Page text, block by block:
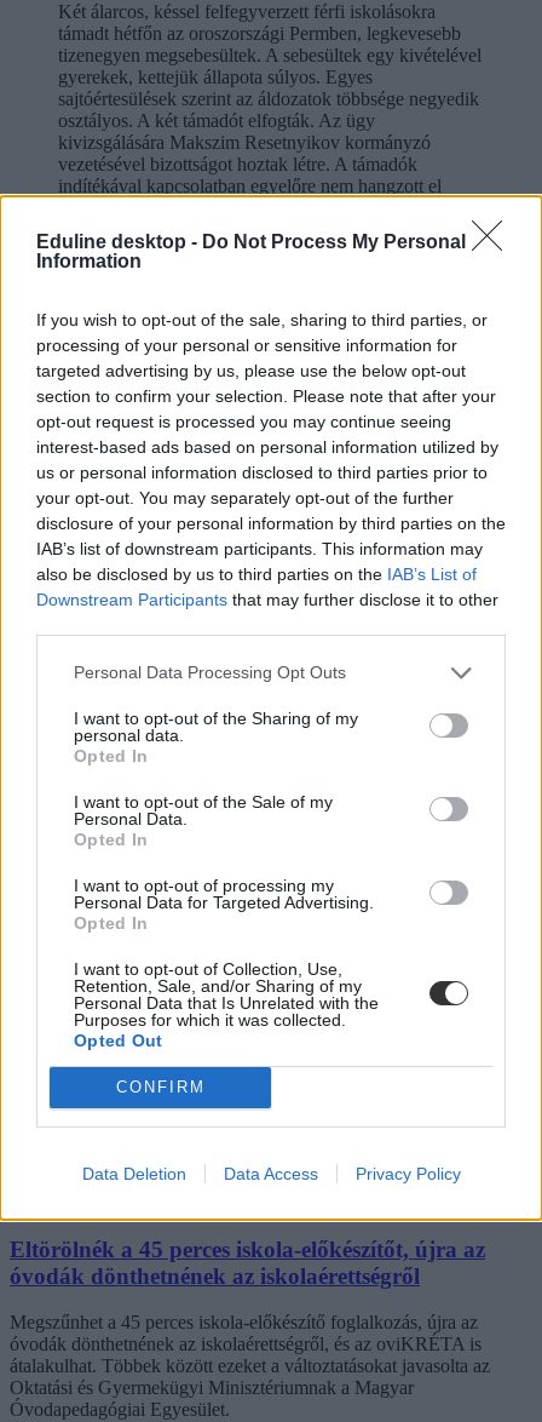
Eduline desktop - Do Not Process My Personal
Information
If you wish to opt-out of the sale, sharing to third parties, or
processing of your personal or sensitive information for
targeted advertising by us, please use the below opt-out
section to confirm your selection. Please note that after your
opt-out request is processed you may continue seeing
interest-based ads based on personal information utilized by
us or personal information disclosed to third parties prior to
your opt-out. You may separately opt-out of the further
disclosure of your personal information by third parties on the
IAB’s list of downstream participants. This information may
also be disclosed by us to third parties on the IAB’s List of
Downstream Participants that may further disclose it to other
Personal Data Processing Opt Outs
I want to opt-out of the Sharing of my
personal data.
Opted In
I want to opt-out of the Sale of my
Personal Data.
Opted In
I want to opt-out of processing my
Personal Data for Targeted Advertising.
Opted In
I want to opt-out of Collection, Use,
Retention, Sale, and/or Sharing of my
Personal Data that Is Unrelated with the
Purposes for which it was collected.
Opted Out
CONFIRM
Data Deletion Data Access Privacy Policy
Két álarcos, késsel felfegyverzett férfi iskolásokra
támadt hétfőn az oroszországi Permben, legkevesebb
tizenegyen megsebesültek. A sebesültek egy kivételével
gyerekek, kettejük állapota súlyos. Egyes
sajtóértesülések szerint az áldozatok többsége negyedik
osztályos. A két támadót elfogták. Az ügy
kivizsgálására Makszim Resetnyikov kormányzó
vezetésével bizottságot hoztak létre. A támadók
indítékával kapcsolatban egyelőre nem hangzott el
támadás
iskolai támadás
Perm iskola
Hozzászólások
Hana György: „Méltóságot, tekintélyt kell adni az
oktatásról szóló közbeszédnek”
stratégiával kezdte meg működését. Az egyes minisztériumok
optimizmust ébresztett és éltet. Különösen az olyan, korábban porig
alázott ágazatban, mint az oktatás. Ám pontosan ez a lendület az,
ami egy újabb megkerülhetetlen kihívást is előtérbe rántott: az
„kényszerét”. Ennek, az amúgy pozitív stressznek a kezeléséhez
igyekszem az alábbiakban szempontokat adni. Hana György
humánökológus, közoktatási vezető véleménycikke.
Közoktatás
Vendégszerző
vállalhatnak diákmunkát – több mint százezer
levelezős hallgatót érinthet a szabály
„Szinte bárhol voltam állásinterjún, mikor megtudták, hogy levelező
tagozatos hallgató vagyok, egyből húzni kezdték a szájukat” –
számolt be tapasztalatairól az Eduline-nak egy egyetemista. Példája
Campus life
Eltörölnék a 45 perces iskola-előkészítőt, újra az
óvodák dönthetnének az iskolaérettségről
Megszűnhet a 45 perces iskola-előkészítő foglalkozás, újra az
óvodák dönthetnének az iskolaérettségről, és az oviKRÉTA is
átalakulhat. Többek között ezeket a változtatásokat javasolta az
Oktatási és Gyermekügyi Minisztériumnak a Magyar
Óvodapedagógiai Egyesület.